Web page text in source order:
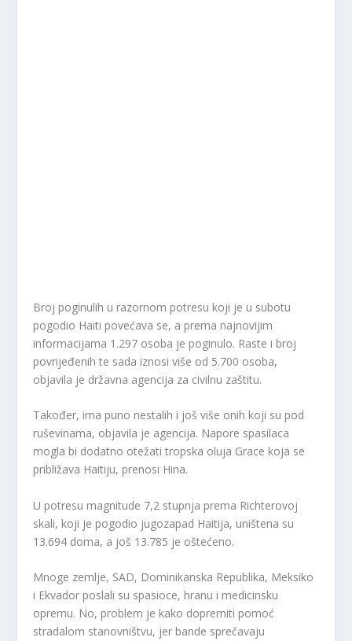
Broj poginulih u razornom potresu koji je u subotu
pogodio Haiti povećava se, a prema najnovijim
informacijama 1.297 osoba je poginulo. Raste i broj
povrijeđenih te sada iznosi više od 5.700 osoba,
objavila je državna agencija za civilnu zaštitu.
Također, ima puno nestalih i još više onih koji su pod
ruševinama, objavila je agencija. Napore spasilaca
mogla bi dodatno otežati tropska oluja Grace koja se
približava Haitiju, prenosi Hina.
U potresu magnitude 7,2 stupnja prema Richterovoj
skali, koji je pogodio jugozapad Haitija, uništena su
13.694 doma, a još 13.785 je oštećeno.
Mnoge zemlje, SAD, Dominikanska Republika, Meksiko
i Ekvador poslali su spasioce, hranu i medicinsku
opremu. No, problem je kako dopremiti pomoć
stradalom stanovništvu, jer bande sprečavaju